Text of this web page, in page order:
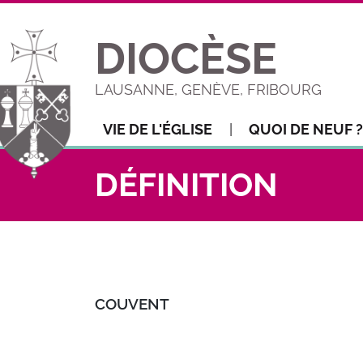
DIOCÈSE
LAUSANNE, GENÈVE, FRIBOURG
VIE DE L'ÉGLISE QUOI DE NEUF ?
DÉFINITION
COUVENT